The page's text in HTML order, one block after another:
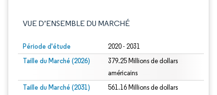
VUE D’ENSEMBLE DU MARCHÉ
Période d'étude 2020 - 2031
Taille du Marché (2026)
379.25 Millions de dollars
américains
Taille du Marché (2031)
561.16 Millions de dollars